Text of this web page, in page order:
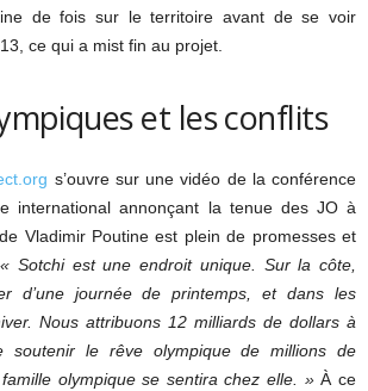
de fois sur le territoire avant de se voir
ce qui a mist fin au projet.
et les conflits
s’ouvre sur une vidéo de la conférence
international annonçant la tenue des JO à
Vladimir Poutine est plein de promesses et
« Sotchi est une endroit unique. Sur la côte,
d’une journée de printemps, et dans les
Nous attribuons 12 milliards de dollars à
soutenir le rêve olympique de millions de
olympique se sentira chez elle. »À ce